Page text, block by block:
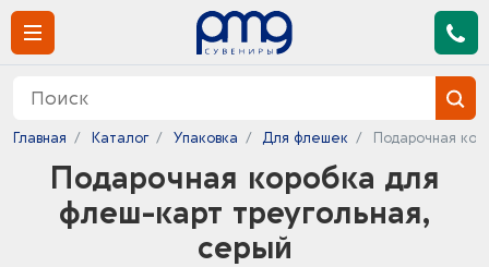
Главная Каталог Упаковка Для флешек Подарочная
Подарочная коробка для
флеш-карт треугольная,
серый